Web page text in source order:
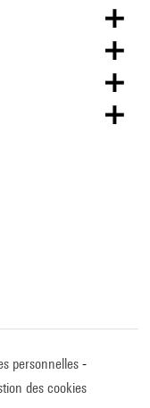
personnelles
des cookies